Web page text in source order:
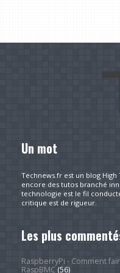
Un mot
Technews.fr est un blog High
encore des tutos branché
technologie est le fil
critique est de rigueur.
Les plus
RaspberryPi - Comment
RaspBMC(56)